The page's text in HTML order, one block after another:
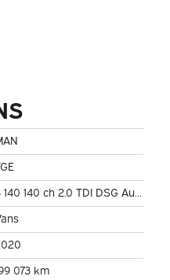
140 140 ch 2.0 TDI DSG Aut.
EXPORT 270 g.
Siège chauffant/
Carplay/ Caméra/
073 km